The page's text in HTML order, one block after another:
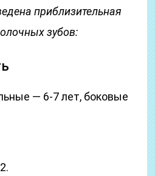
приблизительная
зубов:
— 6-7 лет, боковые